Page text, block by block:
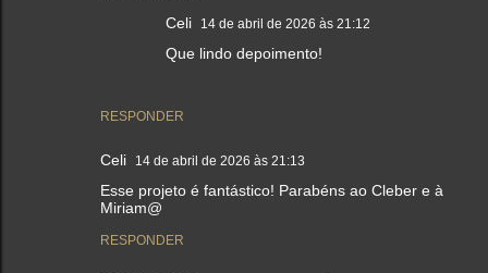
RESPONDER
Celi 14 de abril de 2026 às 21:12
Que lindo depoimento!
Celi 14 de abril de 2026 às 21:13
Esse projeto é fantástico! Parabéns ao Cleber e à
Miriam@
RESPONDER